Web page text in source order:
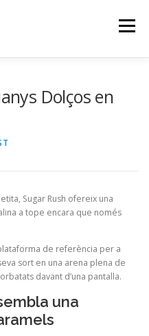
Menu
Dolços en
Sugar Rush ofereix una
a tope encara que només
de referència per a
sort en una arena plena de
davant d’una pantalla.
una